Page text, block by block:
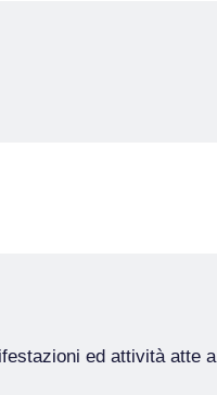
ed attività atte a